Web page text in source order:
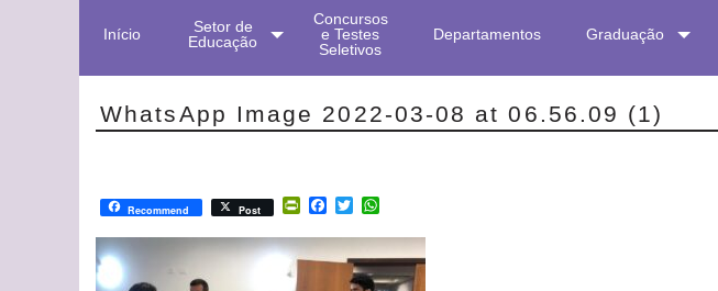
Início
Setor de
Educação
Concursos
e Testes
Seletivos
Departamentos Graduação
WhatsApp Image 2022-03-08 at 06.56.09 (1)
Recommend Post PrintFriendly
Facebook
Twitter